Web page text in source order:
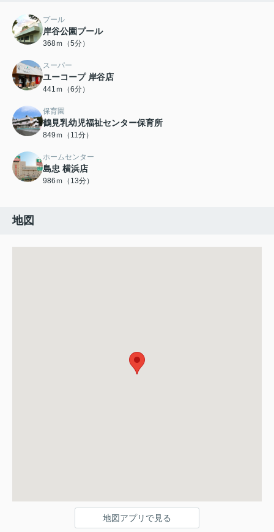
プール
岸谷公園プール
368ｍ（5分）
スーパー
ユーコープ 岸谷店
441ｍ（6分）
保育園
鶴見乳幼児福祉センター保育所
849ｍ（11分）
ホームセンター
島忠 横浜店
986ｍ（13分）
地図
地図アプリで見る